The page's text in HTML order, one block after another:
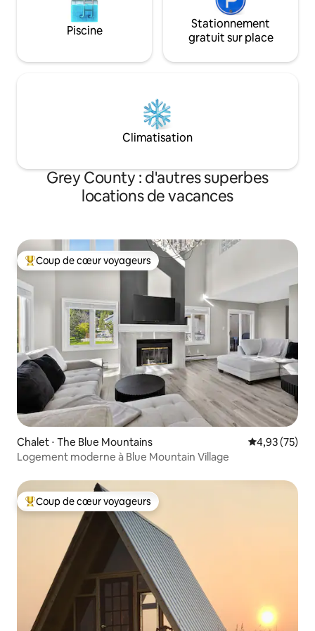
Piscine
Stationnement
gratuit sur place
Climatisation
Grey County : d'autres superbes
locations de vacances
Coups de cœur voyageurs les plus appréciés
Coup de cœur voyageurs
Chalet ⋅ The Blue Mountains Évaluation
4,93 (75)
Logement moderne à Blue Mountain Village
Coups de cœur voyageurs les plus appréciés
Coup de cœur voyageurs